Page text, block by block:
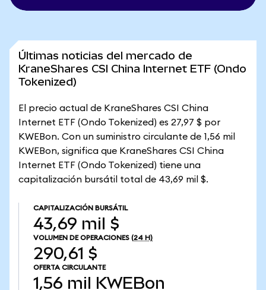
Últimas noticias del mercado de
KraneShares CSI China Internet ETF (Ondo
Tokenized)
El precio actual de KraneShares CSI China
Internet ETF (Ondo Tokenized) es 27,97 $ por
KWEBon. Con un suministro circulante de 1,56 mil
KWEBon, significa que KraneShares CSI China
Internet ETF (Ondo Tokenized) tiene una
capitalización bursátil total de 43,69 mil $.
CAPITALIZACIÓN BURSÁTIL
43,69 mil $
VOLUMEN DE OPERACIONES (24 H)
290,61 $
OFERTA CIRCULANTE
1,56 mil KWEBon